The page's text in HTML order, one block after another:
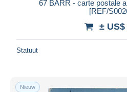
67 BARR - carte postale
[REF/
± US$
Statuut
Nieuw